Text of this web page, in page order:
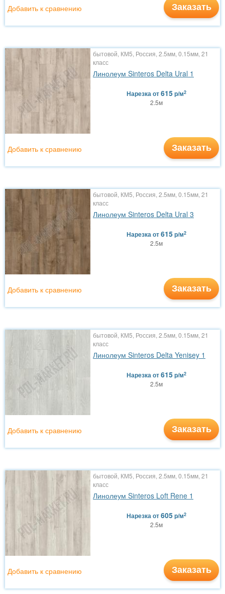
Заказать
Добавить к сравнению
бытовой, КМ5, Россия, 2.5мм, 0.15мм, 21
класс
Линолеум Sinteros Delta Ural 1
Нарезкаот615р/м2
2.5м
Заказать
Добавить к сравнению
бытовой, КМ5, Россия, 2.5мм, 0.15мм, 21
класс
Линолеум Sinteros Delta Ural 3
Нарезкаот615р/м2
2.5м
Заказать
Добавить к сравнению
бытовой, КМ5, Россия, 2.5мм, 0.15мм, 21
класс
Линолеум Sinteros Delta Yenisey 1
Нарезкаот615р/м2
2.5м
Заказать
Добавить к сравнению
бытовой, КМ5, Россия, 2.5мм, 0.15мм, 21
класс
Линолеум Sinteros Loft Rene 1
Нарезкаот605р/м2
2.5м
Заказать
Добавить к сравнению